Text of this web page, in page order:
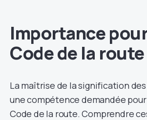
Importance
Code de la route
La maîtrise de la signification
une compétence demandée pour
Code de la route. Comprendre